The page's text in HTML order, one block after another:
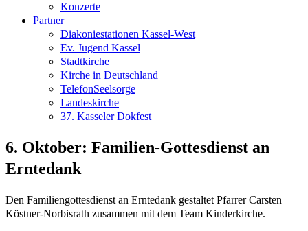
Konzerte
Partner
Diakoniestationen Kassel-West
Ev. Jugend Kassel
Stadtkirche
Kirche in Deutschland
TelefonSeelsorge
Landeskirche
37. Kasseler Dokfest
6. Oktober: Familien-Gottesdienst an
Erntedank
Den Familiengottesdienst an Erntedank gestaltet Pfarrer Carsten
Köstner-Norbisrath zusammen mit dem Team Kinderkirche.